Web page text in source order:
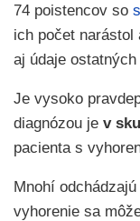
74 poistencov so
ich počet narástol
aj údaje
Je vysoko
diagnózou je v
pacienta s
Mnohí
vyhorenie sa